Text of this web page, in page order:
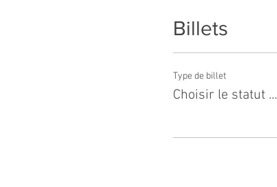
Billets
Type de billet
Choisir le statut ...